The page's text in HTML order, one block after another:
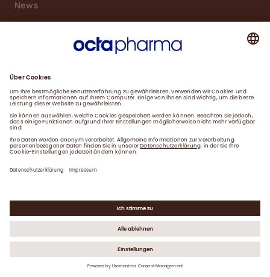
News
Downloads
©2026 Octapharma GmbH
Kontakt Impressum Datenschutzerklärung